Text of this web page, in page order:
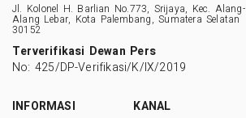
Jl. Kolonel H. Barlian No.773, Srijaya, Kec. Alang-
Alang Lebar, Kota Palembang, Sumatera Selatan
30152
Terverifikasi Dewan Pers
No: 425/DP-Verifikasi/K/IX/2019
INFORMASI
KANAL